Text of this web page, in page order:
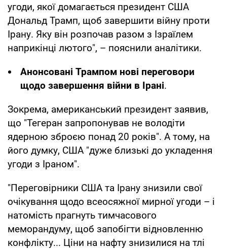
угоди, якої домагається президент США
Дональд Трамп, щоб завершити війну проти
Ірану. Яку він розпочав разом з Ізраїлем
наприкінці лютого", – пояснили аналітики.
Анонсовані Трампом нові переговори
щодо завершення війни в Ірані.
Зокрема, американський президент заявив,
що "Тегеран запропонував не володіти
ядерною зброєю понад 20 років". А тому, на
його думку, США "дуже близькі до укладення
угоди з Іраном".
"Переговірники США та Ірану знизили свої
очікування щодо всеосяжної мирної угоди – і
натомість прагнуть тимчасового
меморандуму, щоб запобігти відновленню
конфлікту... Ціни на нафту знизилися на тлі